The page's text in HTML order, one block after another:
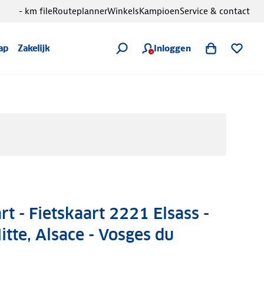
Zakelijk Inloggen
- km fileRouteplannerWinkelsKampioenService & contact
- Fietskaart 2221 Elsass -
Alsace - Vosges du